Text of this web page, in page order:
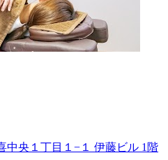
中央１丁目１−１ 伊藤ビル 1階